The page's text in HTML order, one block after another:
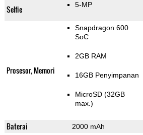
Selfie 5-MP
Prosesor, Memori
Snapdragon 600
SoC
2GB RAM
16GB Penyimpanan
MicroSD (32GB
max.)
Baterai 2000 mAh